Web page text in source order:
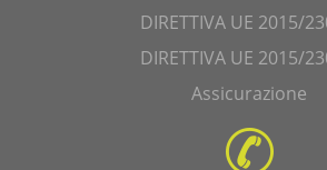
DIRETTIVA UE 2015/
DIRETTIVA UE 2015/
Assicurazione